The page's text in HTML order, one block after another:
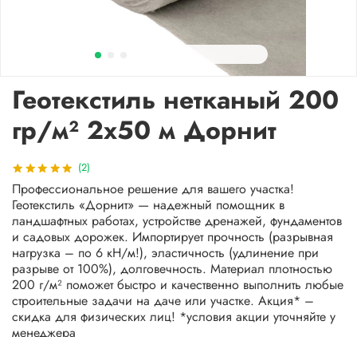
(2)
Геотекстиль нетканый 200
гр/м² 2х50 м Дорнит
Профессиональное решение для вашего участка!
Геотекстиль «Дорнит» — надежный помощник в
ландшафтных работах, устройстве дренажей, фундаментов
и садовых дорожек. Импортирует прочность (разрывная
нагрузка – по 6 кН/м!), эластичность (удлинение при
разрыве от 100%), долговечность. Материал плотностью
200 г/м² поможет быстро и качественно выполнить любые
строительные задачи на даче или участке. Акция* –
скидка для физических лиц! *условия акции уточняйте у
менеджера